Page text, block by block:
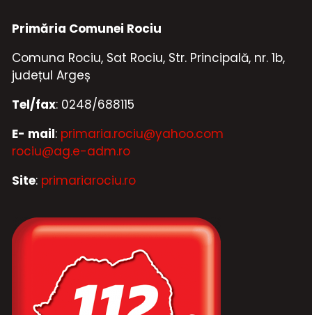
Primăria Comunei Rociu
Comuna Rociu, Sat Rociu, Str. Principală, nr. 1b,
județul Argeș
Tel/fax: 0248/688115
E- mail: primaria.rociu@yahoo.com
rociu@ag.e-adm.ro
Site: primariarociu.ro